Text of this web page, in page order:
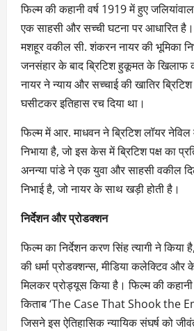
फिल्म की कहानी वर्ष 1919 में हुए
एक साहसी और सच्ची घटना पर आधारित
मशहूर वकील सी. शंकरन नायर की भूमिका
जनसंहार के बाद ब्रिटिश हुकूमत के खिलाफ
नायर ने न्याय और सच्चाई की खातिर ब्रिटिश
घसीटकर इतिहास रच दिया था।
फिल्म में आर. माधवन ने ब्रिटिश लॉयर नेविल
निभाया है, जो इस केस में ब्रिटिश पक्ष का
अनन्या पांडे ने एक युवा और साहसी वकील
निभाई है, जो नायर के साथ खड़ी होती है।
निर्देशन और प्रोडक्शन
फिल्म का निर्देशन करण सिंह त्यागी ने
की धर्मा प्रोडक्शन्स, मीडिया कलेक्टिव
मिलकर प्रोड्यूस किया है। फिल्म की
किताब ‘The Case That Shook the
जिसने इस ऐतिहासिक न्यायिक संघर्ष को